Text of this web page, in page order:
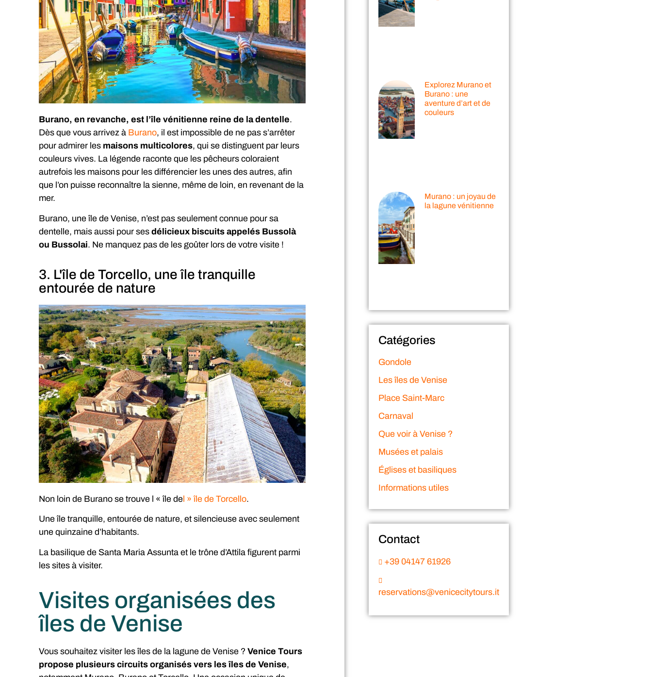
Burano, en revanche, est l’île vénitienne reine de la dentelle.
Dès que vous arrivez à Burano, il est impossible de ne pas s’arrêter
pour admirer les maisons multicolores, qui se distinguent par leurs
couleurs vives. La légende raconte que les pêcheurs coloraient
autrefois les maisons pour les différencier les unes des autres, afin
que l’on puisse reconnaître la sienne, même de loin, en revenant de la
mer.
Burano, une île de Venise, n’est pas seulement connue pour sa
dentelle, mais aussi pour ses délicieux biscuits appelés Bussolà
ou Bussolai. Ne manquez pas de les goûter lors de votre visite !
3. L'île de Torcello, une île tranquille
entourée de nature
Non loin de Burano se trouve l « île del » île de Torcello.
Une île tranquille, entourée de nature, et silencieuse avec seulement
une quinzaine d’habitants.
La basilique de Santa Maria Assunta et le trône d’Attila figurent parmi
les sites à visiter.
Visites organisées des
îles de Venise
Vous souhaitez visiter les îles de la lagune de Venise ? Venice Tours
propose plusieurs circuits organisés vers les îles de Venise,
Explorez Murano et
Burano : une
aventure d’art et de
couleurs
Murano : un joyau de
la lagune vénitienne
Catégories
Gondole
Les îles de Venise
Place Saint-Marc
Carnaval
Que voir à Venise ?
Musées et palais
Églises et basiliques
Informations utiles
Contact
+39 04147 61926
reservations@venicecitytours.it